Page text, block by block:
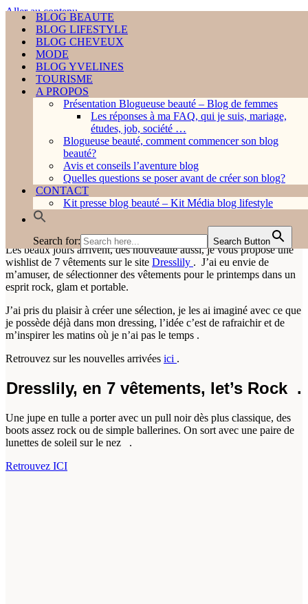
Aller au contenu
BLOG BEAUTE
BLOG LIFESTYLE
BLOG CHEVEUX
MODE
BLOG YVELINES
TOURISME
A PROPOS
Présentation Blogueuse beauté – Blog de femmes
Les réponses à ma FAQ, qui je suis, mariage,
job, société …
Blogueuse beauté, comment commencer son blog
Avis et conseils l’aventure blog
Quelles questions se poser avant de créer son blog?
CONTACT
Kit presse blog beauté – Kit Média blog lifestyle
Rechercher...
HOME ❤︎
BLOG BEAUTE
BLOG LIFESTYLE
BLOG CHEVEUX
MODE
BLOG YVELINES
TOURISME
A PROPOS
Présentation Blogueuse beauté – Blog de femmes
Les réponses à ma FAQ, qui je suis, mariage,
études, job, société …
Blogueuse beauté, comment commencer son blog
beauté?
Avis et conseils l’aventure blog
Quelles questions se poser avant de créer son blog?
CONTACT
Kit presse blog beauté – Kit Média blog lifestyle
Search for: Search Button
»Les beaux jours arrivent, ma sélection sur Dresslily.
Les beaux jours arrivent, ma
sélection sur Dresslily.
Les beaux jours arrivent, des nouveauté aussi, je vous propose une
wishlist de 7 vêtements sur le site Dresslily . J’ai eu envie de
m’amuser, de sélectionner des vêtements pour le printemps dans un
esprit rock, glam et portable.
J’ai pris du plaisir à créer une sélection, je les ai imaginé avec ce que
je possède déjà dans mon dressing, l’idée c’est de rafraichir et de
m’inspirer les matins où je n’ai pas le temps .
Retrouvez sur les nouvelles arrivées ici .
Dresslily, en 7 vêtements, let’s Rock .
Une jupe en tulle a porter avec un pull noir dès plus classique, des
boots assez rock ou de simple ballerines. On sort avec une paire de
lunettes de soleil sur le nez .
Retrouvez ICI